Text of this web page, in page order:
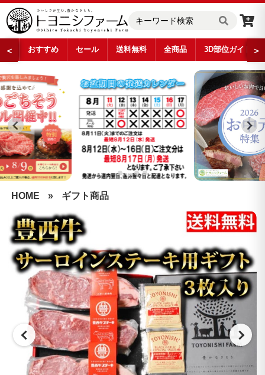
＜ おすすめ セール 送料無料 全商品 3D部位ガイド ＞
HOME » ギフト商品